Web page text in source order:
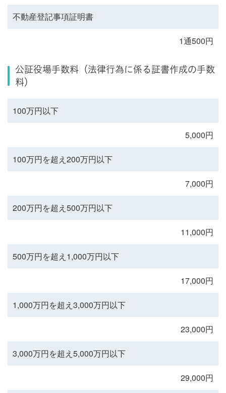
不動産登記事項証明書
1通500円
公証役場手数料（法律行為に係る証書作成の手数
料）
100万円以下
5,000円
100万円を超え200万円以下
7,000円
200万円を超え500万円以下
11,000円
500万円を超え1,000万円以下
17,000円
1,000万円を超え3,000万円以下
23,000円
3,000万円を超え5,000万円以下
29,000円